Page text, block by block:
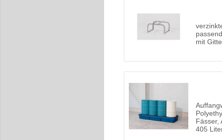
mit
Fässer,
405